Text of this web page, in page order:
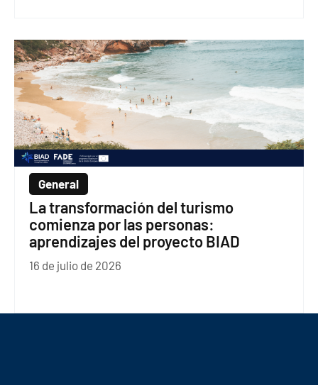
General
La transformación del turismo
comienza por las personas:
aprendizajes del proyecto BIAD
16 de julio de 2026